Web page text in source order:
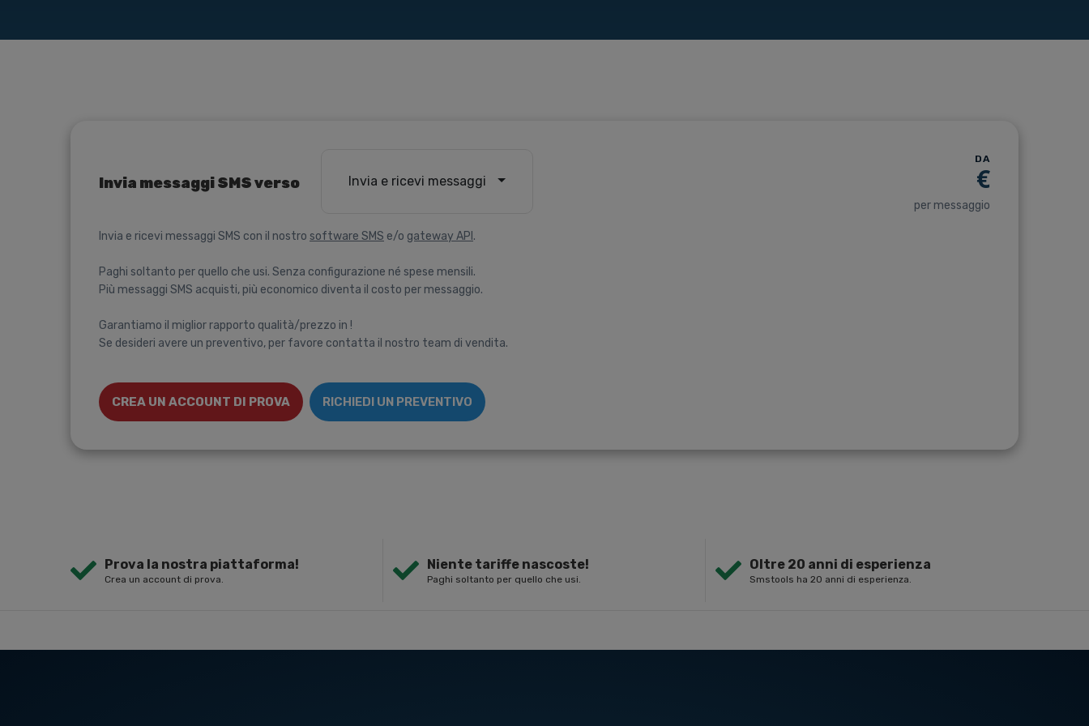
Invia messaggi SMS verso Invia e ricevi messaggi
Invia e ricevi messaggi SMS con il nostro software SMS e/o gateway API .
Paghi soltanto per quello che usi. Senza configurazione né spese mensili.
Più messaggi SMS acquisti, più economico diventa il costo per messaggio.
Garantiamo il miglior rapporto qualità/prezzo in !
Se desideri avere un preventivo, per favore contatta il nostro team di vendita.
CREA UN ACCOUNT DI PROVA RICHIEDI UN PREVENTIVO
DA
€
per messaggio
Prova la nostra piattaforma!
Crea un account di prova.
Niente tariffe nascoste!
Paghi soltanto per quello che usi.
Oltre 20 anni di esperienza
Smstools ha 20 anni di esperienza.